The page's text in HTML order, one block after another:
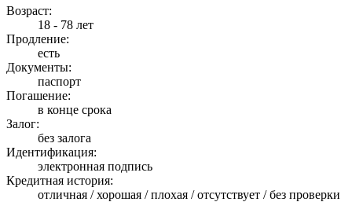
Возраст:
18 - 78 лет
Продление:
есть
Документы:
паспорт
Погашение:
в конце срока
Залог:
без залога
Идентификация:
электронная подпись
Кредитная история:
отличная / хорошая / плохая / отсутствует / без проверки